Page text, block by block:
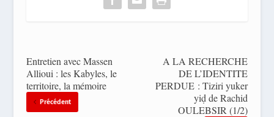
Entretien avec Massen
Allioui : les Kabyles, le
territoire, la mémoire
Précédent
A LA RECHERCHE
DE L’IDENTITE
PERDUE : Tiziri yuker
yiḍ de Rachid
OULEBSIR (1/2)